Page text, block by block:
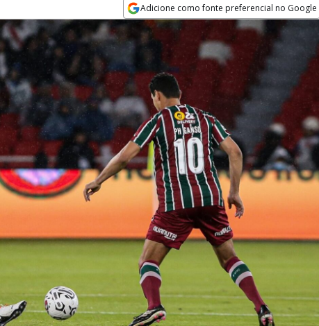
Adicione como fonte preferencial no Google
Opens in new window